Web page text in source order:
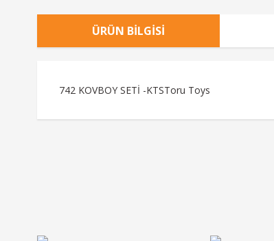
ÜRÜN BILGISI
742 KOVBOY SETİ -KTSToru Toys
Ürün bilgilerinde hatalar bulunuyor.